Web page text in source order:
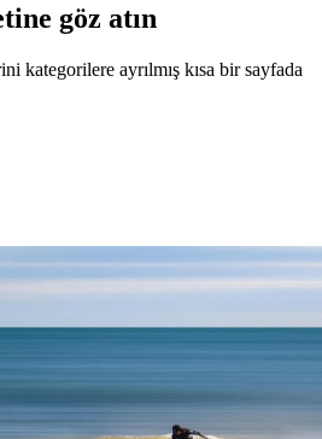
göz atın
kategorilere ayrılmış kısa bir sayfada